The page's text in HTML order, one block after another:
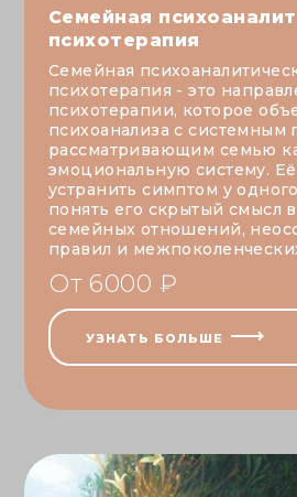
Семейная
психотерапия
Семейная
психотерапия - это
психотерапии, которое
психоанализа с системным
рассматривающим семью
эмоциональную систему.
устранить симптом у
понять его скрытый смысл
семейных отношений,
правил и
От 6000 ₽
УЗНАТЬ БОЛЬШЕ